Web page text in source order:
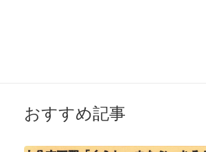
おすすめ記事